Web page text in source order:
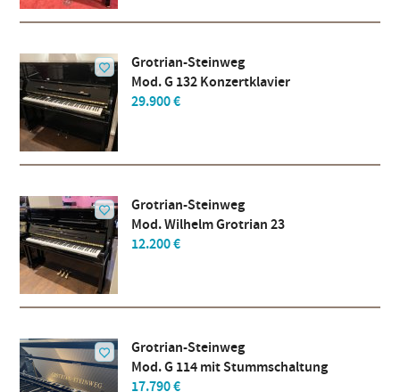
Grotrian-Steinweg
Mod. G 132 Konzertklavier
29.900 €
Grotrian-Steinweg
Mod. Wilhelm Grotrian 23
12.200 €
Grotrian-Steinweg
Mod. G 114 mit Stummschaltung
17.790 €